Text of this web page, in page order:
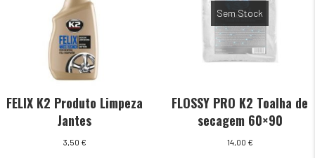
FELIX K2 Produto Limpeza
Jantes
3,50 €
Sem Stock
FLOSSY PRO K2 Toalha de
secagem 60×90
14,00 €